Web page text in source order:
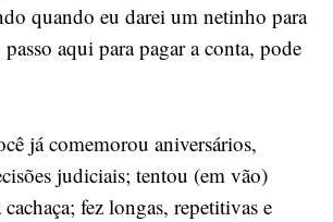
quando eu darei um netinho para
aqui para pagar a conta, pode
já comemorou aniversários,
judiciais; tentou (em vão)
fez longas, repetitivas e